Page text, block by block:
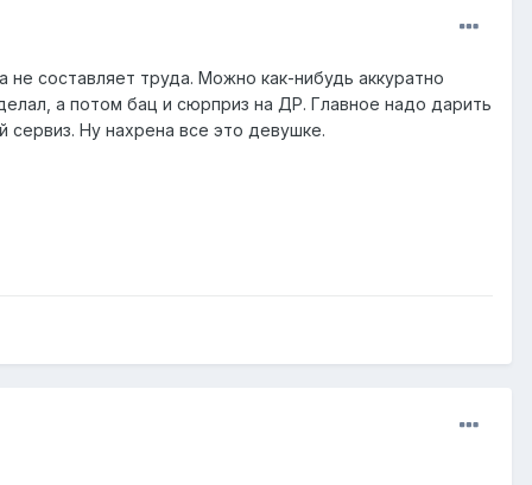
составляет труда. Можно как-нибудь аккуратно
а потом бац и сюрприз на ДР. Главное надо дарить
Ну нахрена все это девушке.